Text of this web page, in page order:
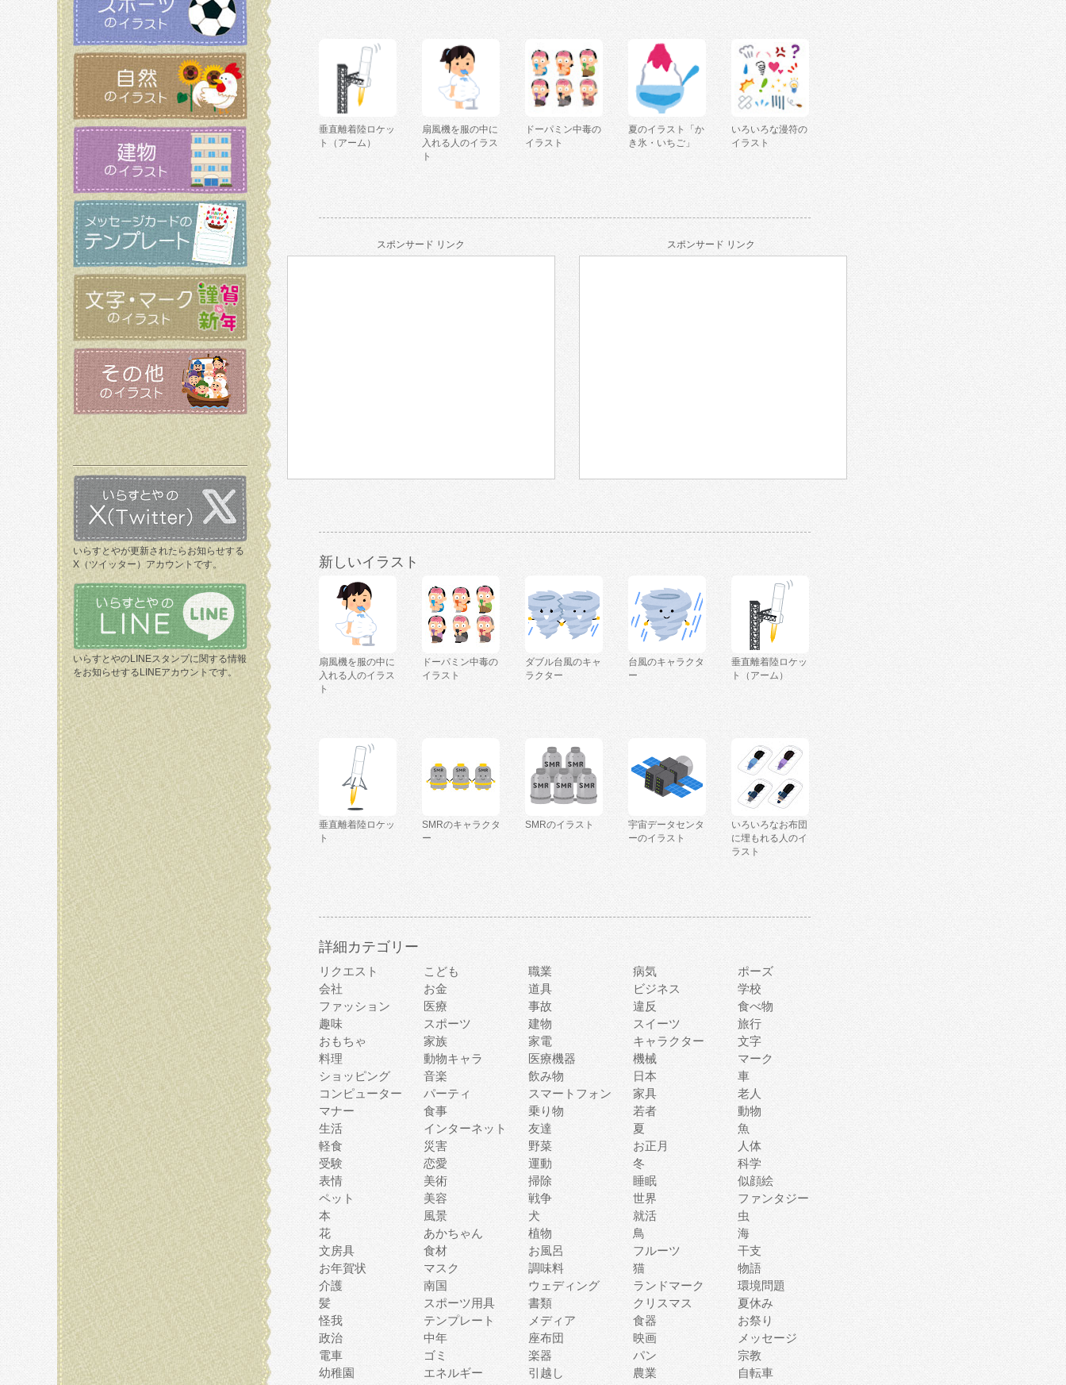
いらすとやが更新されたらお知らせする
X（ツイッター）アカウントです。
いらすとやのLINEスタンプに関する情報
をお知らせするLINEアカウントです。
垂直離着陸ロケッ
ト（アーム）
扇風機を服の中に
入れる人のイラス
ト
ドーパミン中毒の
イラスト
夏のイラスト「か
き氷・いちご」
いろいろな漫符の
イラスト
スポンサード リンク スポンサード リンク
新しいイラスト
扇風機を服の中に
入れる人のイラス
ト
ドーパミン中毒の
イラスト
ダブル台風のキャ
ラクター
台風のキャラクタ
ー
垂直離着陸ロケッ
ト（アーム）
垂直離着陸ロケッ
ト
SMRのキャラクタ
ー
SMRのイラスト
宇宙データセンタ
ーのイラスト
いろいろなお布団
に埋もれる人のイ
ラスト
詳細カテゴリー
リクエスト こども 職業 病気
ポーズ
会社
お金 道具 ビジネス
学校
ファッション
医療 事故 違反
食べ物
趣味
スポーツ 建物 スイーツ
旅行
おもちゃ
家族 家電 キャラクター
文字
料理
動物キャラ 医療機器 機械
マーク
ショッピング
音楽 飲み物 日本
車
コンピューター
パーティ スマートフォン 家具
老人
マナー
食事 乗り物 若者
動物
生活
インターネット 友達 夏
魚
軽食
災害 野菜 お正月
人体
受験
恋愛 運動 冬
科学
表情
美術 掃除 睡眠
似顔絵
ペット
美容 戦争 世界
ファンタジー
本
風景 犬 就活
虫
花
あかちゃん 植物 鳥
海
文房具
食材 お風呂 フルーツ
干支
お年賀状
マスク 調味料 猫
物語
介護
南国 ウェディング ランドマーク
環境問題
髪
スポーツ用具 書類 クリスマス
夏休み
怪我
テンプレート メディア 食器
お祭り
政治
中年 座布団 映画
メッセージ
電車
ゴミ 楽器 パン
宗教
幼稚園
エネルギー 引越し 農業
自転車